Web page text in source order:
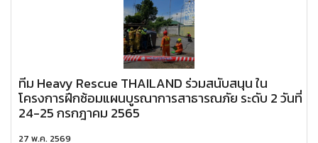
ทีม Heavy Rescue THAILAND ร่วมสนับสนุน ใน
โครงการฝึกซ้อมแผนบูรณาการสาธารณภัย ระดับ 2 วันที่
24-25 กรกฎาคม 2565
27 พ.ค. 2569